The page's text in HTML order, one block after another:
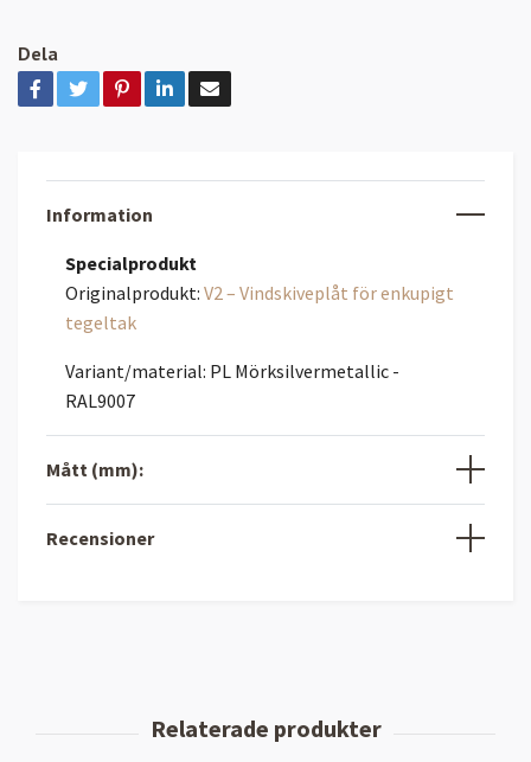
Dela
Information
Specialprodukt
Originalprodukt: V2 – Vindskiveplåt för enkupigt
tegeltak
Variant/material: PL Mörksilvermetallic -
RAL9007
Mått (mm):
Recensioner